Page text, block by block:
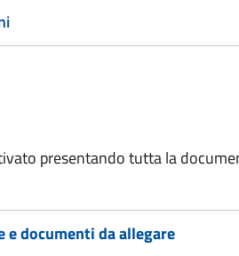
presentando tutta la
e documenti da allegare